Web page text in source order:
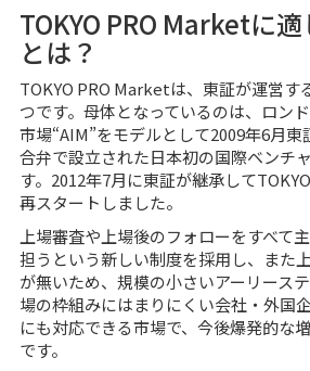
TOKYO PRO Marketに
とは？
TOKYO PRO Marketは、東証が運営す
つです。母体となっているのは、ロン
市場“AIM”をモデルとして2009年6月
合弁で設立された日本初の国際ベンチ
す。2012年7月に東証が継承して
再スタートしました。
上場審査や上場後のフォローをすべて
担うという新しい制度を採用し、また
が無いため、規模の小さいアーリース
場の枠組みにはまりにくい会社・外国
にも対応できる市場で、今後爆発的な
です。